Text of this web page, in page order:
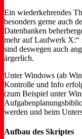
Ein wiederkehrendes
besonders gerne auch
Datenbanken
mehr auf Laufwerk X:“
sind deswegen auch
ärgerlich.
Unter Windows (ab
Kontrolle und Info
(zum Beispiel unter
werden und beim
Aufbau des Skriptes